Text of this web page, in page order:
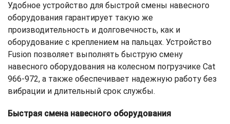
Удобное устройство для быстрой смены навесного
оборудования гарантирует такую же
производительность и долговечность, как и
оборудование с креплением на пальцах. Устройство
Fusion позволяет выполнять быструю смену
навесного оборудования на колесном погрузчике Cat
966-972, а также обеспечивает надежную работу без
вибрации и длительный срок службы.
Быстрая смена навесного оборудования